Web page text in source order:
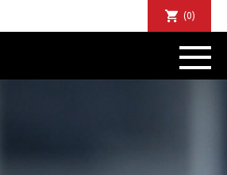
(0)
NIEUWS
DE CLUB